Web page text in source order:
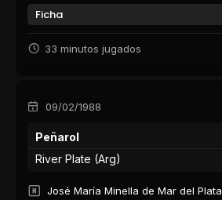
Ficha
33 minutos jugados
09/02/1988
Peñarol
River Plate (Arg)
José María Minella de Mar del Plata